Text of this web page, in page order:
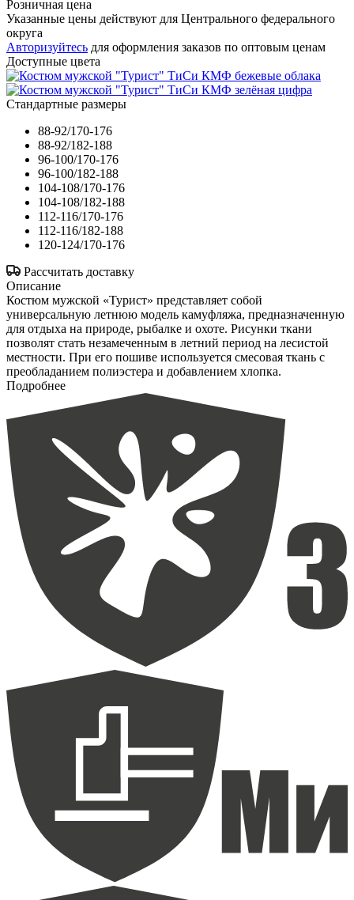
Розничная цена
Указанные цены действуют для Центрального федерального
округа
Авторизуйтесь для оформления заказов по оптовым ценам
Доступные цвета
Стандартные размеры
88-92/170-176
88-92/182-188
96-100/170-176
96-100/182-188
104-108/170-176
104-108/182-188
112-116/170-176
112-116/182-188
120-124/170-176
Рассчитать доставку
Описание
Костюм мужской «Турист» представляет собой
универсальную летнюю модель камуфляжа, предназначенную
для отдыха на природе, рыбалке и охоте. Рисунки ткани
позволят стать незамеченным в летний период на лесистой
местности. При его пошиве используется смесовая ткань с
преобладанием полиэстера и добавлением хлопка.
Подробнее